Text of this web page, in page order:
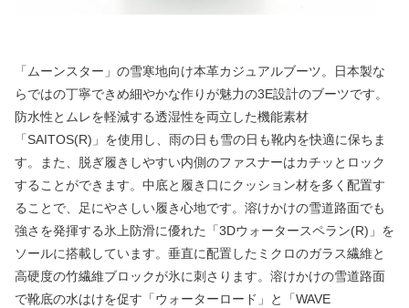
「ムーンスター」の雪寒地向け本革カジュアルブーツ。日本製な
らではの丁寧できめ細やかな作りが魅力の3E設計のブーツです。
防水性とムレを軽減する透湿性を両立した機能素材
「SAITOS(R)」を使用し、雨の日も雪の日も靴内を快適に保ちま
す。また、脱ぎ履きしやすい内側のファスナーはカチッとロック
することができます。中底と履き口にクッション材を多く配置す
ることで、足にやさしい履き心地です。溶けかけの雪道路面でも
強さを発揮する氷上防滑に優れた「3Dウォータースペラン(R)」を
ソールに搭載しています。垂直に配置したミクロのガラス繊維と
高硬度の竹繊維ブロックが氷に刺さります。溶けかけの雪道路面
で靴底の水はけを促す「ウォーターロード」と「WAVE